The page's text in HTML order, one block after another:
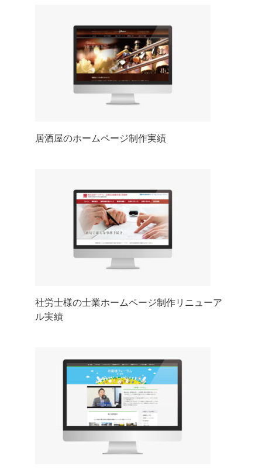
居酒屋のホームページ制作実績
社労士様の士業ホームページ制作リニューア
ル実績